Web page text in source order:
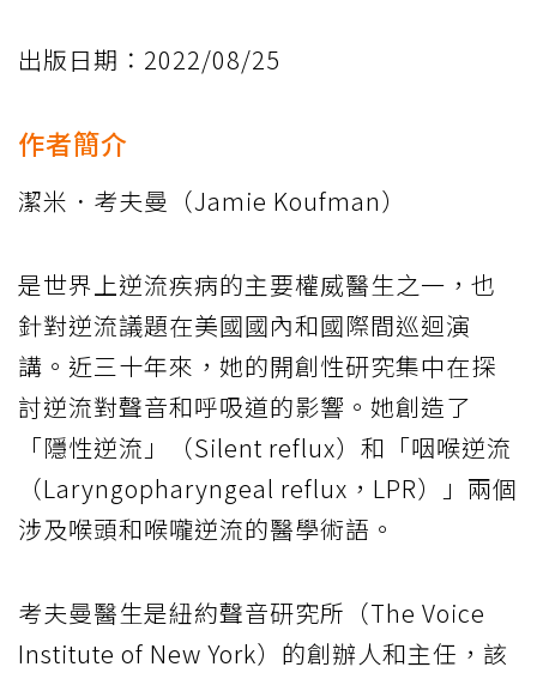
出版日期：2022/08/25
作者簡介
潔米．考夫曼（Jamie Koufman）
是世界上逆流疾病的主要權威醫生之一，也
針對逆流議題在美國國內和國際間巡迴演
講。近三十年來，她的開創性研究集中在探
討逆流對聲音和呼吸道的影響。她創造了
「隱性逆流」（Silent reflux）和「咽喉逆流
（Laryngopharyngeal reflux，LPR）」兩個
涉及喉頭和喉嚨逆流的醫學術語。
考夫曼醫生是紐約聲音研究所（The Voice
Institute of New York）的創辦人和主任，該